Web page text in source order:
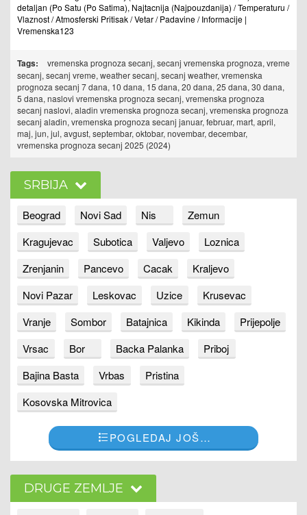
detaljan (Po Satu (Po Satima), Najtacnija (Najpouzdanija) / Temperaturu /
Vlaznost / Atmosferski Pritisak / Vetar / Padavine / Informacije |
Vremenska123
Tags:
vremenska prognoza secanj, secanj vremenska prognoza, vreme
secanj, secanj vreme, weather secanj, secanj weather, vremenska
prognoza secanj 7 dana, 10 dana, 15 dana, 20 dana, 25 dana, 30 dana,
5 dana, naslovi vremenska prognoza secanj, vremenska prognoza
secanj naslovi, aladin vremenska prognoza secanj, vremenska prognoza
secanj aladin, vremenska prognoza secanj januar, februar, mart, april,
maj, jun, jul, avgust, septembar, oktobar, novembar, decembar,
vremenska prognoza secanj 2025 (2024)
SRBIJA
Beograd Novi Sad Nis
Zemun
Kragujevac
Subotica Valjevo
Loznica
Zrenjanin
Pancevo Cacak
Kraljevo
Novi Pazar
Leskovac Uzice
Krusevac
Vranje
Sombor Batajnica Kikinda
Prijepolje
Vrsac
Bor Backa Palanka
Priboj
Bajina Basta
Vrbas
Pristina
Kosovska Mitrovica
POGLEDAJ JOŠ…
DRUGE ZEMLJE